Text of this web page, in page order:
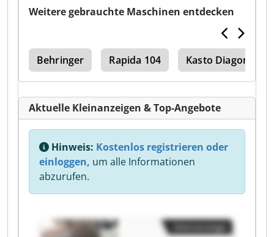
Weitere gebrauchte Maschinen entdecken
Behringer Rapida 104 Kasto Diagonal
Aktuelle Kleinanzeigen & Top-Angebote
Hinweis: Kostenlos registrieren oder
einloggen, um alle Informationen
abzurufen.